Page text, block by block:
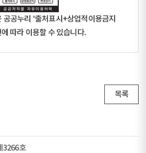
공공누리 “출처표시+상업적이용금지
따라 이용할 수 있습니다.
목록
3266호